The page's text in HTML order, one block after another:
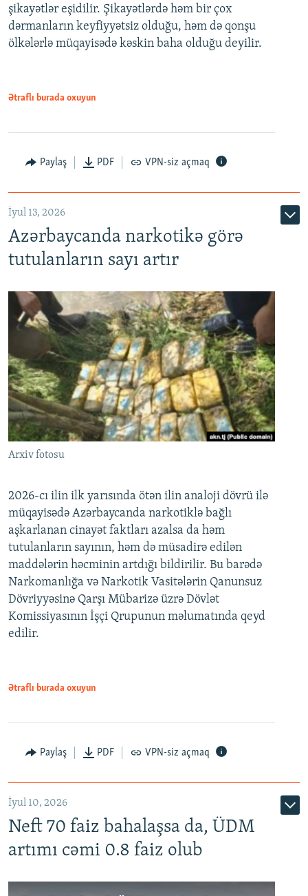
şikayətlər eşidilir. Şikayətlərdə həm bir çox
dərmanların keyfiyyətsiz olduğu, həm də qonşu
ölkələrlə müqayisədə kəskin baha olduğu deyilir.
Ətraflı burada oxuyun
Paylaş PDF VPN-siz açmaq
İyul 13, 2026
Azərbaycanda narkotikə görə
tutulanların sayı artır
Arxiv fotosu
2026-cı ilin ilk yarısında ötən ilin analoji dövrü ilə
müqayisədə Azərbaycanda narkotiklə bağlı
aşkarlanan cinayət faktları azalsa da həm
tutulanların sayının, həm də müsadirə edilən
maddələrin həcminin artdığı bildirilir. Bu barədə
Narkomanlığa və Narkotik Vasitələrin Qanunsuz
Dövriyyəsinə Qarşı Mübarizə üzrə Dövlət
Komissiyasının İşçi Qrupunun məlumatında qeyd
edilir.
Ətraflı burada oxuyun
Paylaş PDF VPN-siz açmaq
İyul 10, 2026
Neft 70 faiz bahalaşsa da, ÜDM
artımı cəmi 0.8 faiz olub